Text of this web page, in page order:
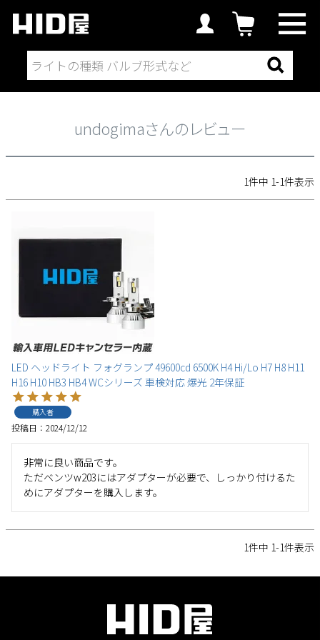
undogimaさんのレビュー
1件中 1-1件表示
LED ヘッドライト フォグランプ 49600cd 6500K H4 Hi/Lo H7 H8 H11
H16 H10 HB3 HB4 WCシリーズ 車検対応 爆光 2年保証
購入者
投稿日 2024/12/12
非常に良い商品です。
ただベンツw203にはアダプターが必要で、しっかり付けるた
めにアダプターを購入します。
1件中 1-1件表示